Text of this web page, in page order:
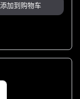
添加到购物车